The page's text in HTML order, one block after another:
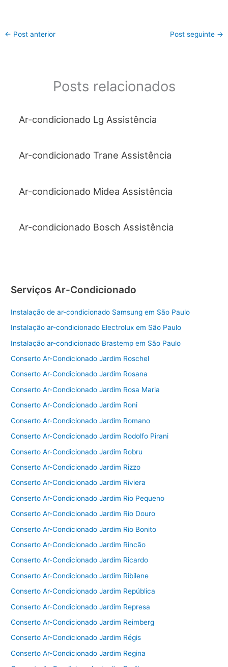
← Post anterior Post seguinte →
Posts relacionados
Ar-condicionado Lg Assistência
Ar-condicionado Trane Assistência
Ar-condicionado Midea Assistência
Ar-condicionado Bosch Assistência
Serviços Ar-Condicionado
Instalação de ar-condicionado Samsung em São Paulo
Instalação ar-condicionado Electrolux em São Paulo
Instalação ar-condicionado Brastemp em São Paulo
Conserto Ar-Condicionado Jardim Roschel
Conserto Ar-Condicionado Jardim Rosana
Conserto Ar-Condicionado Jardim Rosa Maria
Conserto Ar-Condicionado Jardim Roni
Conserto Ar-Condicionado Jardim Romano
Conserto Ar-Condicionado Jardim Rodolfo Pirani
Conserto Ar-Condicionado Jardim Robru
Conserto Ar-Condicionado Jardim Rizzo
Conserto Ar-Condicionado Jardim Riviera
Conserto Ar-Condicionado Jardim Rio Pequeno
Conserto Ar-Condicionado Jardim Rio Douro
Conserto Ar-Condicionado Jardim Rio Bonito
Conserto Ar-Condicionado Jardim Rincão
Conserto Ar-Condicionado Jardim Ricardo
Conserto Ar-Condicionado Jardim Ribilene
Conserto Ar-Condicionado Jardim República
Conserto Ar-Condicionado Jardim Represa
Conserto Ar-Condicionado Jardim Reimberg
Conserto Ar-Condicionado Jardim Régis
Conserto Ar-Condicionado Jardim Regina